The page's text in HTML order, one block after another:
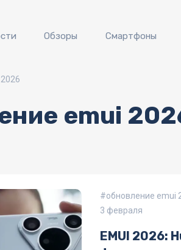
Обзоры Смартфоны
emui
обновление emui
3 февраля
EMUI 2026: